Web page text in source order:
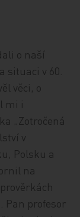
o naší
situaci v 60.
věci, o
mi i
„Zotročená
v
Polsku a
na
Pan profesor